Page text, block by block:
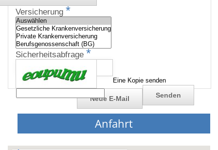
Versicherung *
Sicherheitsabfrage *
Eine Kopie senden
Anfahrt